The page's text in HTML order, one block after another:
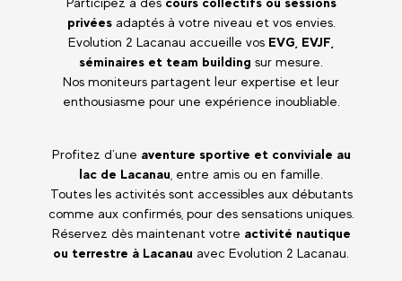
privéesadaptés à votre niveau et vos envies.
Evolution 2 Lacanau accueille vos EVG, EVJF,
séminaires et team building sur mesure.
Nos moniteurs partagent leur expertise et leur
enthousiasme pour une expérience inoubliable.
Profitez d’une aventure sportive et conviviale au
lac de Lacanau , entre amis ou en famille.
Toutes les activités sont accessibles aux débutants
comme aux confirmés, pour des sensations uniques.
Réservez dès maintenant votre activité nautique
ou terrestre à Lacanau avec Evolution 2 Lacanau.